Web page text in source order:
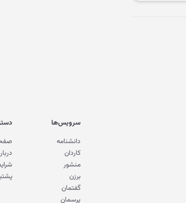
سرویس‌ها
دانشنامه
کاردان
منشور
برزن
گفتمان
پرسمان